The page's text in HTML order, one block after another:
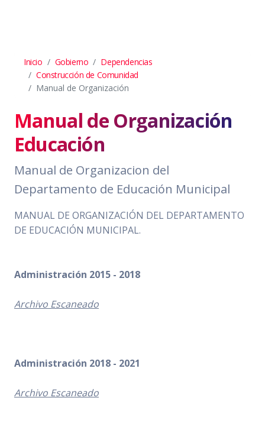
Inicio Gobierno
Dependencias
Construcción de Comunidad
Manual de Organización
Manual de Organización
Educación
Manual de Organizacion del
Departamento de Educación Municipal
MANUAL DE ORGANIZACIÓN DEL DEPARTAMENTO
DE EDUCACIÓN MUNICIPAL.
Administración 2015 - 2018
Archivo Escaneado
Administración 2018 - 2021
Archivo Escaneado